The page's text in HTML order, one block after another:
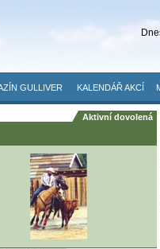
GULLIVER KALENDÁŘ AKCÍ
Aktivní dovolená